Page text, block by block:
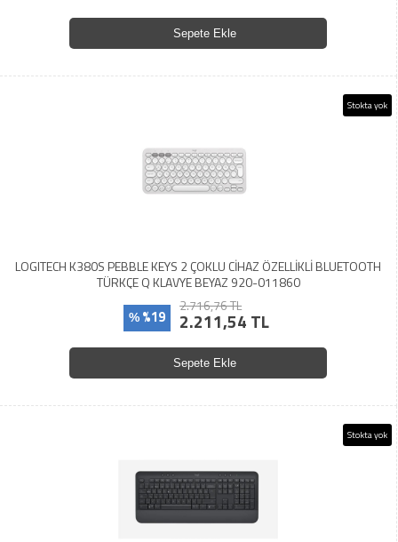
Sepete Ekle
Stokta yok
LOGITECH K380S PEBBLE KEYS 2 ÇOKLU CİHAZ ÖZELLİKLİ BLUETOOTH
TÜRKÇE Q KLAVYE BEYAZ 920-011860
% %19
2.716,76 TL
2.211,54 TL
Sepete Ekle
Stokta yok